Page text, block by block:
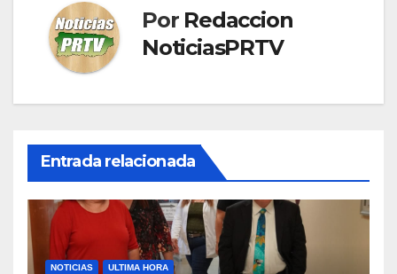
Por Redaccion
NoticiasPRTV
Entrada relacionada
NOTICIAS ULTIMA HORA